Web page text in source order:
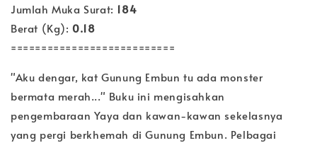
Jumlah Muka Surat: 184
Berat (Kg):0.18
===========================
"Aku dengar, kat Gunung Embun tu ada monster
bermata merah..." Buku ini mengisahkan
pengembaraan Yaya dan kawan-kawan sekelasnya
yang pergi berkhemah di Gunung Embun. Pelbagai